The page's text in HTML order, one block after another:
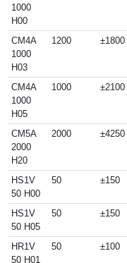
1000
H00
CM4A
1000
H03
1200 ±1800
CM4A
1000
H05
1000 ±2100
CM5A
2000
H20
2000 ±4250
HS1V
50 H00
50 ±150
HS1V
50 H05
50 ±150
HR1V
50 H01
50 ±100